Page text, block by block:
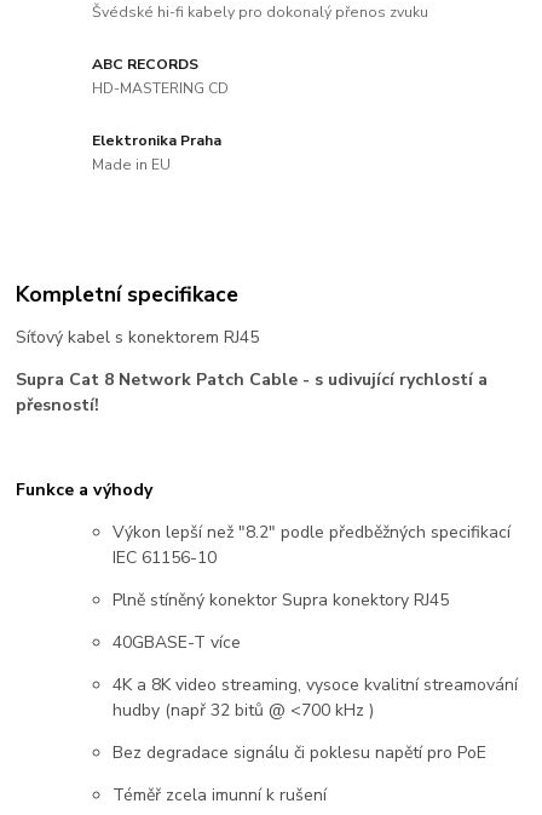
Švédské hi-fi kabely pro dokonalý přenos zvuku
ABC RECORDS
HD-MASTERING CD
Elektronika Praha
Made in EU
Kompletní specifikace
Síťový kabel s konektorem RJ45
Supra Cat 8 Network Patch Cable - s udivující rychlostí a
přesností!
Funkce a výhody
Výkon lepší než "8.2" podle předběžných specifikací
IEC 61156-10
Plně stíněný konektor Supra konektory RJ45
40GBASE-T více
4K a 8K video streaming, vysoce kvalitní streamování
hudby (např 32 bitů @ <700 kHz )
Bez degradace signálu či poklesu napětí pro PoE
Téměř zcela imunní k rušení